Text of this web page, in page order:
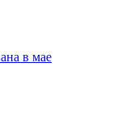
в мае